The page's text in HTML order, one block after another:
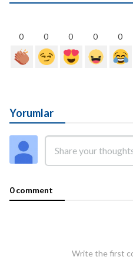
0 0 0 0 0
Yorumlar
0 comment
Write the first